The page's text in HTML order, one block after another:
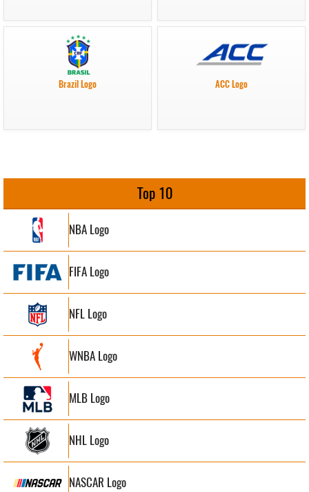
Brazil Logo ACC Logo
Top 10
NBA Logo
FIFA Logo
NFL Logo
WNBA Logo
MLB Logo
NHL Logo
NASCAR Logo